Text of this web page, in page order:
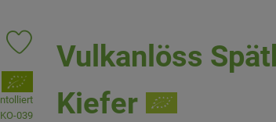
Vulkanlöss
Kiefer
Produkt zu Favouriten hinzufügen
039